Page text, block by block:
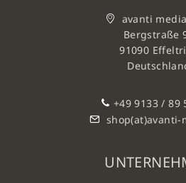
avanti
Bergstraße
91090
+49 9133 / 89
shop(at)avanti-